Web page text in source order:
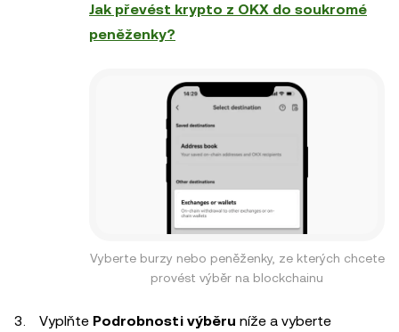
Jak převést krypto z OKX do soukromé
peněženky?
Vyberte burzy nebo peněženky, ze kterých chcete
provést výběr na blockchainu
Vyplňte Podrobnosti výběru níže a vyberte